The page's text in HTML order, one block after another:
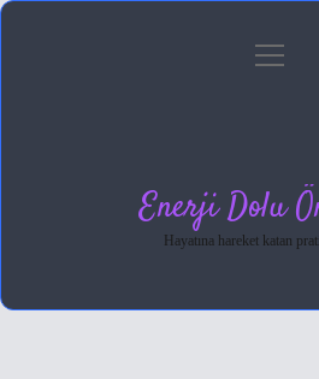
Gizlilik Politikası
menüyü
Enerji Dolu
Hayatına hareket katan